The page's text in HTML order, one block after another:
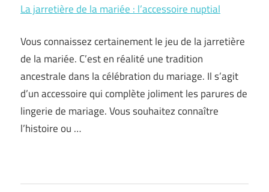
La jarretière de la mariée : l’accessoire nuptial
Vous connaissez certainement le jeu de la jarretière
de la mariée. C’est en réalité une tradition
ancestrale dans la célébration du mariage. Il s’agit
d’un accessoire qui complète joliment les parures de
lingerie de mariage. Vous souhaitez connaître
l’histoire ou …